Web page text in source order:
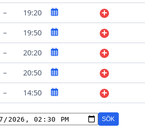
– 19:20
– 19:50
– 20:20
– 20:50
– 14:50
SÖK